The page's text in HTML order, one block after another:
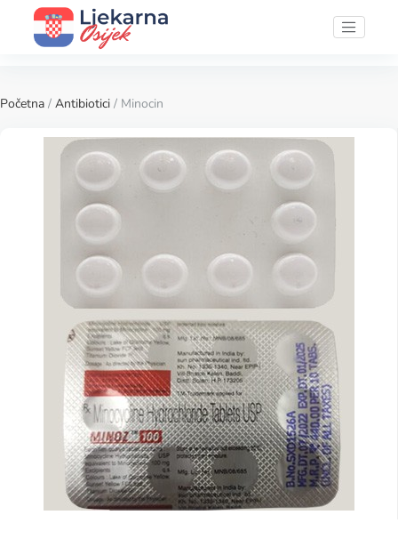
Početna / Antibiotici / Minocin